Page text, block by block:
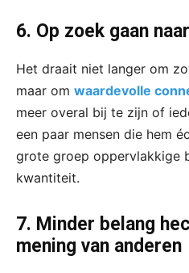
6. Op zoek gaan
Het draait niet langer om
maar om waardevolle
meer overal bij te zijn of
een paar mensen die hem
grote groep oppervlakkige
kwantiteit.
7. Minder belang
mening van anderen